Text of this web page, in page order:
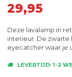
29,95
Deze lavalamp in
interieur. De zwarte
eyecatcher waar je
LEVERTIJD: 1-2